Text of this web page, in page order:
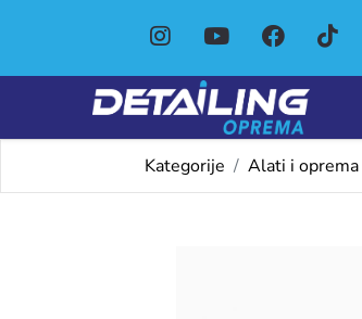
Kategorije Alati i oprema